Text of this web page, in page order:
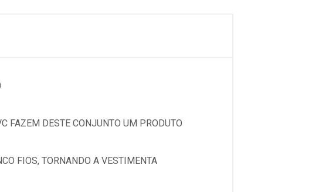
FAZEM DESTE CONJUNTO UM PRODUTO
FIOS, TORNANDO A VESTIMENTA